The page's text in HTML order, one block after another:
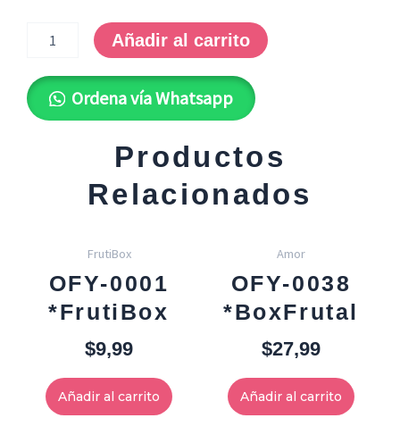
*BoxVipQueen
Añadir al carrito
Ordena vía Whatsapp
Productos
Relacionados
FrutiBox
OFY-0001
*FrutiBox
$9,99
Añadir al carrito
Amor
OFY-0038
*BoxFrutal
$27,99
Añadir al carrito